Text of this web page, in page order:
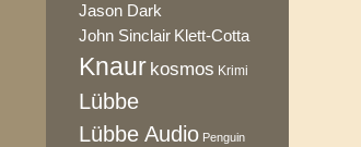
Jason Dark
John Sinclair Klett-Cotta
Knaur kosmos Krimi
Lübbe
Lübbe Audio Penguin